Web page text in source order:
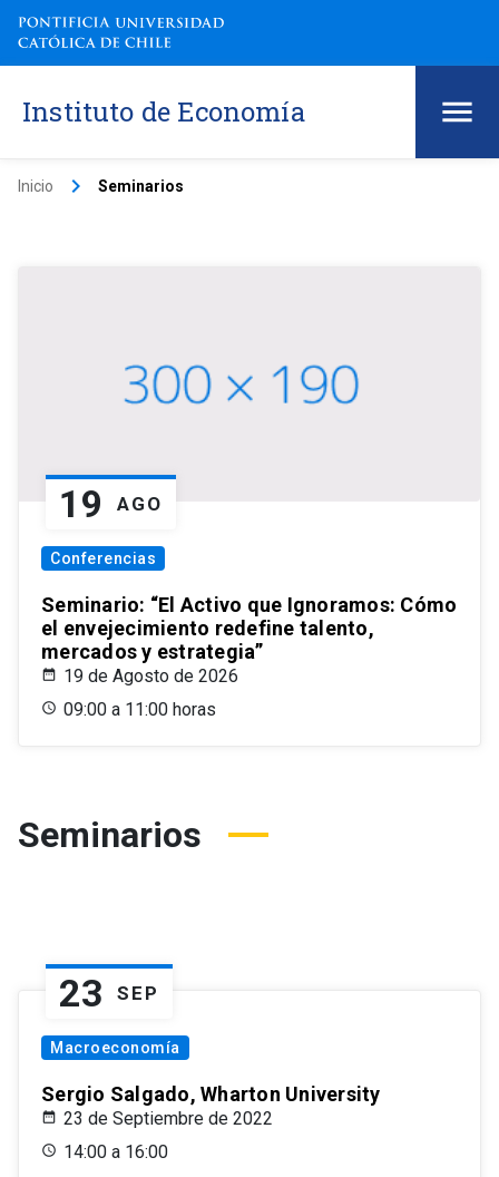
Instituto de Economía
Inicio keyboard_arrow_right Seminarios
19 AGO
Conferencias
Seminario: “El Activo que Ignoramos: Cómo
el envejecimiento redefine talento,
mercados y estrategia”
19 de Agosto de 2026
09:00 a 11:00 horas
Seminarios
23 SEP
Macroeconomía
Sergio Salgado, Wharton University
23 de Septiembre de 2022
14:00 a 16:00